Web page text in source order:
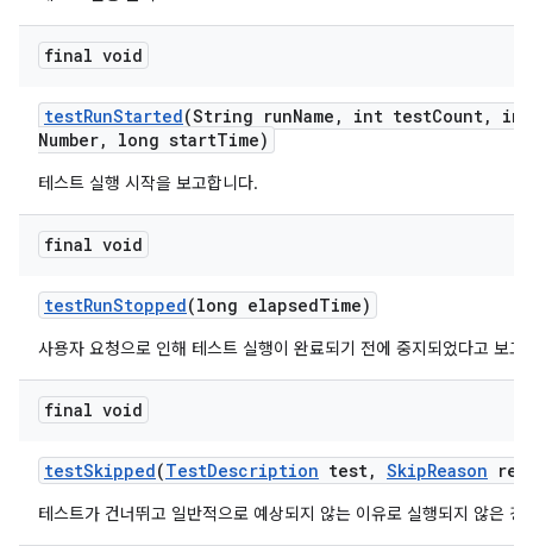
final void
testRunStarted(String runName , int testCount,
int
Number, long startTime)
테스트 실행 시작을 보고합니다.
final void
testRunStopped(long elapsedTime)
사용자 요청으로 인해 테스트 실행이 완료되기 전에 중지되었다고 보고
final void
testSkipped(TestDescription test, SkipReason
테스트가 건너뛰고 일반적으로 예상되지 않는 이유로 실행되지 않은 경